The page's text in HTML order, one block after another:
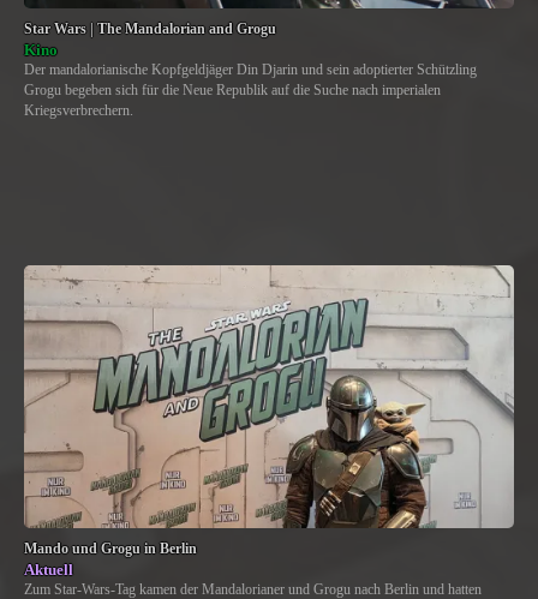
Star Wars | The Mandalorian and Grogu
Kino
Der mandalorianische Kopfgeldjäger Din Djarin und sein adoptierter Schützling
Grogu begeben sich für die Neue Republik auf die Suche nach imperialen
Kriegsverbrechern.
Mando und Grogu in Berlin
Aktuell
Zum Star-Wars-Tag kamen der Mandalorianer und Grogu nach Berlin und hatten